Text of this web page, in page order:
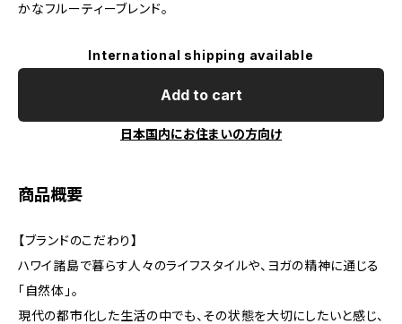
かなフルーティーブレンド。
International shipping available
Add to cart
日本国内にお住まいの方向け
商品概要
【ブランドのこだわり】
ハワイ諸島で暮らす人々のライフスタイルや、ヨガの精神に通じる
「自然体」。
現代の都市化した生活の中でも、その状態を大切にしたいと感じ、